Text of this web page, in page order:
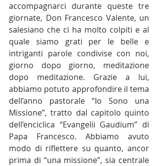
accompagnarci durante queste tre
giornate, Don Francesco Valente, un
salesiano che ci ha molto colpiti e al
quale siamo grati per le belle e
intriganti parole condivise con noi,
giorno dopo giorno, meditazione
dopo meditazione. Grazie a lui,
abbiamo potuto approfondire il tema
dell’anno pastorale “Io Sono una
Missione”, tratto dal capitolo quinto
dell’enciclica “Evangelii Gaudium” di
Papa Francesco. Abbiamo avuto
modo di riflettere su quanto, ancor
prima di “una missione”, sia centrale